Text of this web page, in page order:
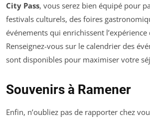
City Pass, vous serez bien équipé pour
festivals culturels, des foires
événements qui enrichissent l’expérience
Renseignez-vous sur le calendrier des
sont disponibles pour maximiser votre
Souvenirs à Ramener
Enfin, n’oubliez pas de rapporter chez